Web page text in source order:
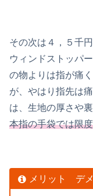
その次は４，５千
ウィンドストッパ
の物よりは指が痛
が、やはり指先は
は、生地の厚さや
本指の手袋では限
メリット デ